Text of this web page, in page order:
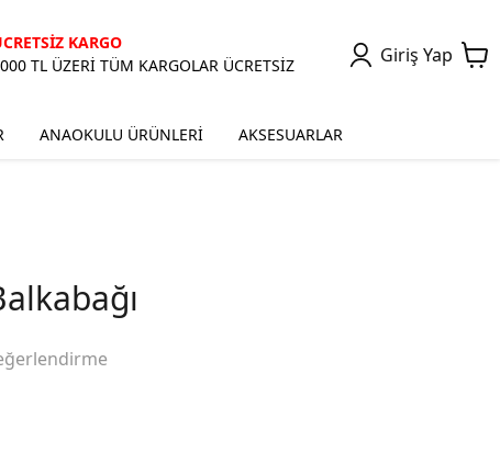
KARGO
TL ÜZERİ TÜM KARGOLAR ÜCRETSİZ
Giriş Yap
ANAOKULU ÜRÜNLERİ AKSESUARLAR